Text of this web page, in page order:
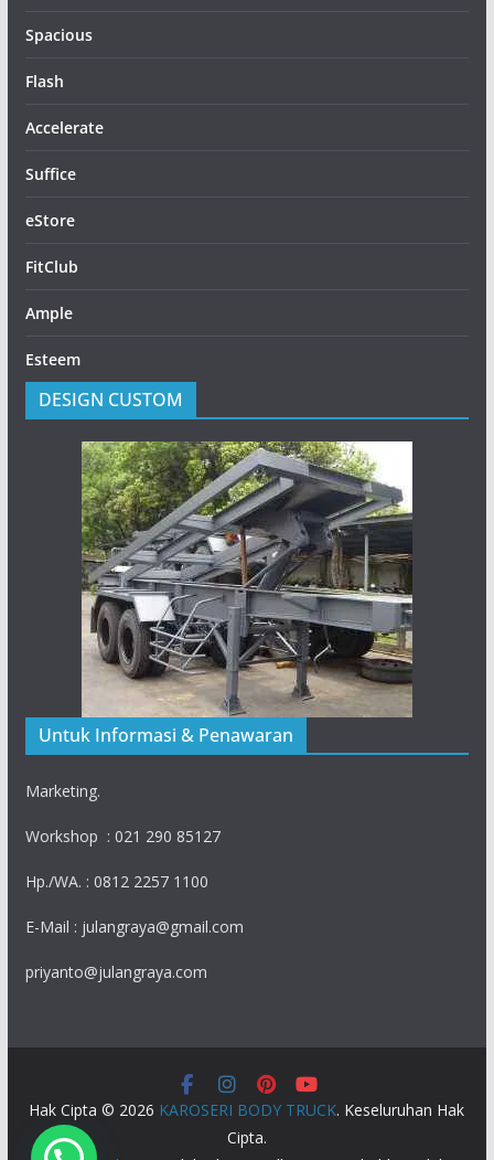
Spacious
Flash
Accelerate
Suffice
eStore
FitClub
Ample
Esteem
DESIGN CUSTOM
Untuk Informasi & Penawaran
Marketing.
Workshop : 021 290 85127
Hp./WA. : 0812 2257 1100
E-Mail : julangraya@gmail.com
priyanto@julangraya.com
Hak Cipta © 2026 KAROSERI BODY TRUCK. Keseluruhan Hak
Cipta.